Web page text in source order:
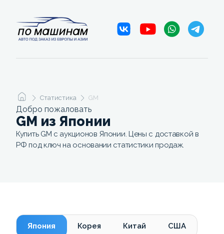
Статистика GM
Добро пожаловать
GM из Японии
Купить GM с аукционов Японии. Цены с доставкой в
РФ под ключ на основании статистики продаж.
Япония Корея Китай США